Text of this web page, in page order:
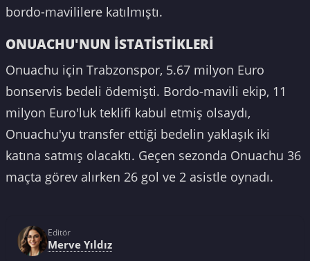
bordo-mavililere katılmıştı.
ONUACHU'NUN İSTATİSTİKLERİ
Onuachu için Trabzonspor, 5.67 milyon Euro
bonservis bedeli ödemişti. Bordo-mavili ekip, 11
milyon Euro'luk teklifi kabul etmiş olsaydı,
Onuachu'yu transfer ettiği bedelin yaklaşık iki
katına satmış olacaktı. Geçen sezonda Onuachu 36
maçta görev alırken 26 gol ve 2 asistle oynadı.
Editör
Merve Yıldız